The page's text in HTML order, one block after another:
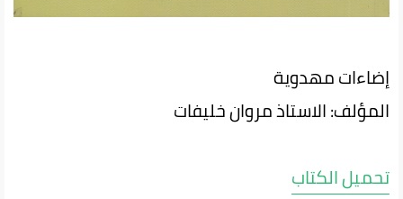
إضاءات مهدوية
المؤلف: الاستاذ مروان خليفات
تحميل الكتاب